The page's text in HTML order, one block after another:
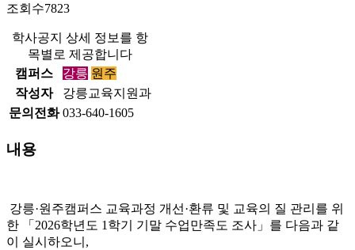
조회수7823
학사공지 상세 정보를 항
목별로 제공합니다
캠퍼스
강릉 원주
작성자
강릉교육지원과
문의전화 033-640-1605
내용
강릉·원주캠퍼스 교육과정 개선·환류 및 교육의 질 관리를 위
한 「2026학년도 1학기 기말 수업만족도 조사」를 다음과 같
이 실시하오니,